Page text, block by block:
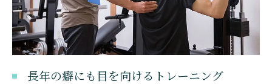
長年の癖にも目を向けるトレーニング